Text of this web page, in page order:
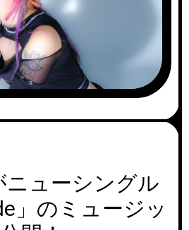
ニューシングル
」のミュージッ